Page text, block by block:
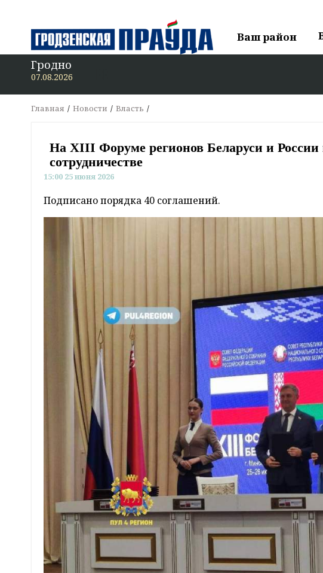
Ваш район
Гродно
07.08.2026 В
Главная Новости Власть
На XIII Форуме регионов Беларуси и
сотрудничестве
15:00 25 июня 2026
Подписано порядка 40 соглашений.